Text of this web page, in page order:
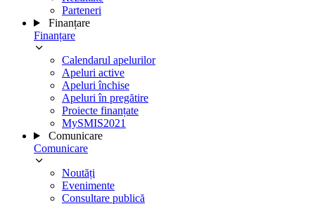
Parteneri
Finanțare
Finanțare
Calendarul apelurilor
Apeluri active
Apeluri închise
Apeluri în pregătire
Proiecte finanțate
MySMIS2021
Comunicare
Comunicare
Noutăți
Evenimente
Consultare publică